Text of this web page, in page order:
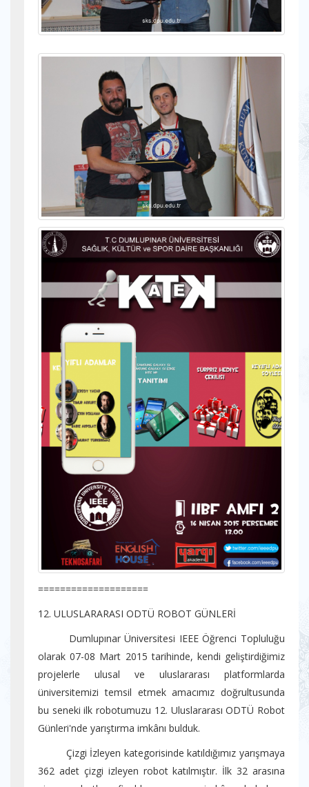
====================
12. ULUSLARARASI ODTÜ ROBOT GÜNLERİ
Dumlupınar Üniversitesi IEEE Öğrenci Topluluğu
olarak 07-08 Mart 2015 tarihinde, kendi geliştirdiğimiz
projelerle ulusal ve uluslararası platformlarda
üniversitemizi temsil etmek amacımız doğrultusunda
bu seneki ilk robotumuzu 12. Uluslararası ODTÜ Robot
Günleri'nde yarıştırma imkânı bulduk.
Çizgi İzleyen kategorisinde katıldığımız yarışmaya
362 adet çizgi izleyen robot katılmıştır. İlk 32 arasına